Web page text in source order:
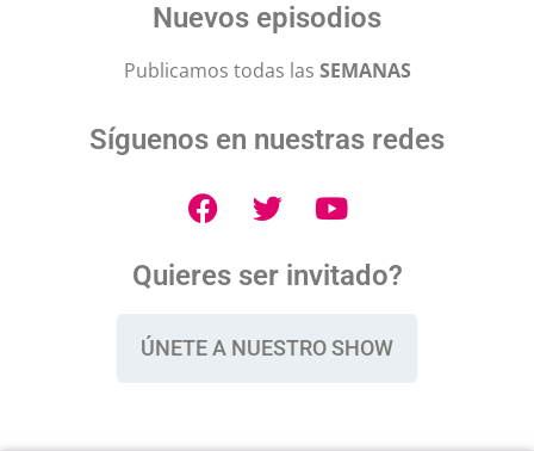
Nuevos episodios
Publicamos todas las SEMANAS
Síguenos en nuestras redes
Quieres ser invitado?
ÚNETE A NUESTRO SHOW